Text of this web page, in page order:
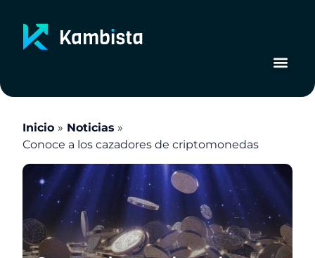
contenido
Inicio
Noticias
Conoce a los cazadores de criptomonedas